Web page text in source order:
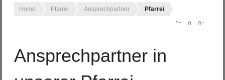
Home Pfarrei Ansprechpartner Pfarrei
Ansprechpartner in